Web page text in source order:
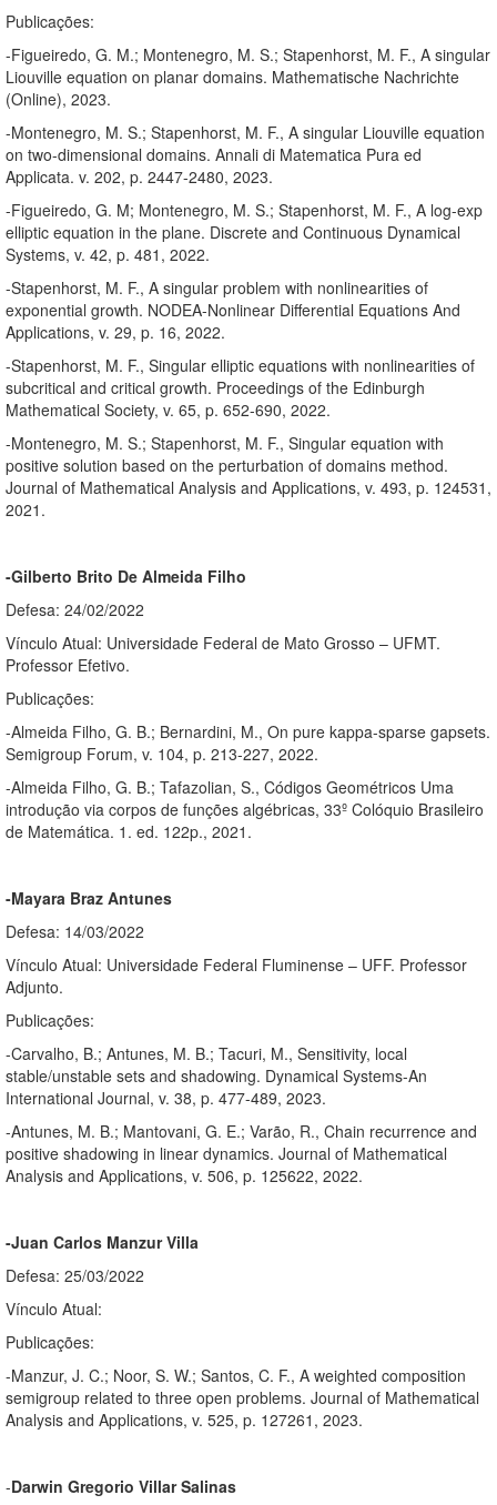
Publicações:
-Figueiredo, G. M.; Montenegro, M. S.; Stapenhorst, M. F., A singular
Liouville equation on planar domains. Mathematische Nachrichte
(Online), 2023.
-Montenegro, M. S.; Stapenhorst, M. F., A singular Liouville equation
on two-dimensional domains. Annali di Matematica Pura ed
Applicata. v. 202, p. 2447-2480, 2023.
-Figueiredo, G. M; Montenegro, M. S.; Stapenhorst, M. F., A log-exp
elliptic equation in the plane. Discrete and Continuous Dynamical
Systems, v. 42, p. 481, 2022.
-Stapenhorst, M. F., A singular problem with nonlinearities of
exponential growth. NODEA-Nonlinear Differential Equations And
Applications, v. 29, p. 16, 2022.
-Stapenhorst, M. F., Singular elliptic equations with nonlinearities of
subcritical and critical growth. Proceedings of the Edinburgh
Mathematical Society, v. 65, p. 652-690, 2022.
-Montenegro, M. S.; Stapenhorst, M. F., Singular equation with
positive solution based on the perturbation of domains method.
Journal of Mathematical Analysis and Applications, v. 493, p. 124531,
2021.
-Gilberto Brito De Almeida Filho
Defesa: 24/02/2022
Vínculo Atual: Universidade Federal de Mato Grosso – UFMT.
Professor Efetivo.
Publicações:
-Almeida Filho, G. B.; Bernardini, M., On pure kappa-sparse gapsets.
Semigroup Forum, v. 104, p. 213-227, 2022.
-Almeida Filho, G. B.; Tafazolian, S., Códigos Geométricos Uma
introdução via corpos de funções algébricas, 33º Colóquio Brasileiro
de Matemática. 1. ed. 122p., 2021.
-Mayara Braz Antunes
Defesa: 14/03/2022
Vínculo Atual: Universidade Federal Fluminense – UFF. Professor
Adjunto.
Publicações:
-Carvalho, B.; Antunes, M. B.; Tacuri, M., Sensitivity, local
stable/unstable sets and shadowing. Dynamical Systems-An
International Journal, v. 38, p. 477-489, 2023.
-Antunes, M. B.; Mantovani, G. E.; Varão, R., Chain recurrence and
positive shadowing in linear dynamics. Journal of Mathematical
Analysis and Applications, v. 506, p. 125622, 2022.
-Juan Carlos Manzur Villa
Defesa: 25/03/2022
Vínculo Atual:
Publicações:
-Manzur, J. C.; Noor, S. W.; Santos, C. F., A weighted composition
semigroup related to three open problems. Journal of Mathematical
Analysis and Applications, v. 525, p. 127261, 2023.
-Darwin Gregorio Villar Salinas